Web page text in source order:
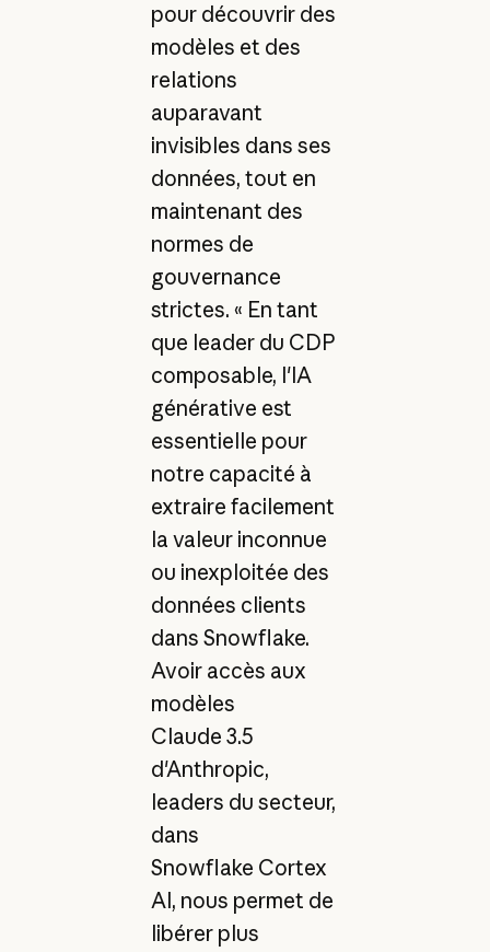
pour découvrir des
modèles et des
relations
auparavant
invisibles dans ses
données, tout en
maintenant des
normes de
gouvernance
strictes. « En tant
que leader du CDP
composable, l'IA
générative est
essentielle pour
notre capacité à
extraire facilement
la valeur inconnue
ou inexploitée des
données clients
dans Snowflake.
Avoir accès aux
modèles
Claude 3.5
d'Anthropic,
leaders du secteur,
dans
Snowflake Cortex
AI, nous permet de
libérer plus